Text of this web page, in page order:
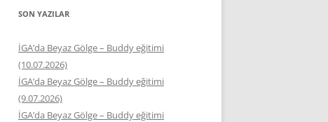
SON YAZILAR
İGA’da Beyaz Gölge – Buddy eğitimi
(10.07.2026)
İGA’da Beyaz Gölge – Buddy eğitimi
(9.07.2026)
İGA’da Beyaz Gölge – Buddy eğitimi